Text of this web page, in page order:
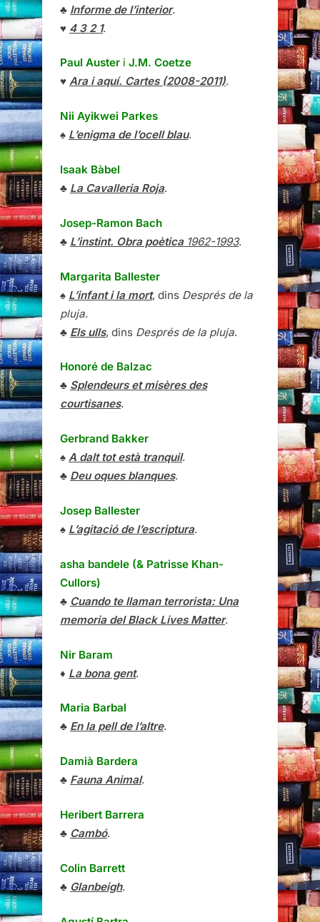
♣ Informe de l’interior.
♥ 4 3 2 1.
Paul Auster i J.M. Coetze
♥ Ara i aquí. Cartes (2008-2011).
Nii Ayikwei Parkes
♠ L’enigma de l’ocell blau.
Isaak Bàbel
♣ La Cavalleria Roja.
Josep-Ramon Bach
♣ L’instint. Obra poètica1962-1993.
Margarita Ballester
♠ L’infant i la mort, dins Després de la
pluja.
♣ Els ulls, dins Després de la pluja.
Honoré de Balzac
♣ Splendeurs et misères des
courtisanes.
Gerbrand Bakker
♠ A dalt tot està tranquil.
♣ Deu oques blanques.
Josep Ballester
♠ L’agitació de l’escriptura.
asha bandele (& Patrisse Khan-
Cullors)
♣ Cuando te llaman terrorista: Una
memoria del Black Lives Matter.
Nir Baram
♦ La bona gent.
Maria Barbal
♣ En la pell de l’altre.
Damià Bardera
♣ Fauna Animal.
Heribert Barrera
♣ Cambó.
Colin Barrett
♣ Glanbeigh.